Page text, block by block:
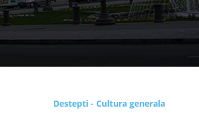
Destepti - Cultura generala